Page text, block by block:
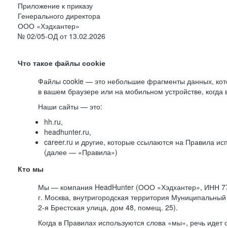
Приложение к приказу
Генерального директора
ООО «Хэдхантер»
№ 02/05-ОД от 13.02.2026
Что такое файлы cookie
Файлы cookie — это небольшие фрагменты данных,
в вашем браузере или на мобильном устройстве,
Наши сайты — это:
hh.ru,
headhunter.ru,
career.ru и другие, которые ссылаются на Правила
(далее — «Правила»)
Кто мы
Мы — компания HeadHunter (ООО «Хэдхантер», ИНН
г. Москва, внутригородская территория Муниципальный
2-я Брестская улица, дом 48, помещ. 25).
Когда в Правилах используются слова «мы», речь